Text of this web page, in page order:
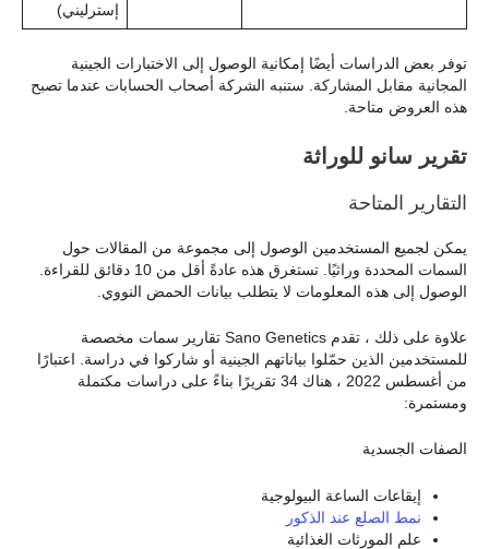
إسترليني)
توفر بعض الدراسات أيضًا إمكانية الوصول إلى الاختبارات الجينية
المجانية مقابل المشاركة. ستنبه الشركة أصحاب الحسابات عندما تصبح
هذه العروض متاحة.
تقرير سانو للوراثة
التقارير المتاحة
يمكن لجميع المستخدمين الوصول إلى مجموعة من المقالات حول
السمات المحددة وراثيًا. تستغرق هذه عادةً أقل من 10 دقائق للقراءة.
الوصول إلى هذه المعلومات لا يتطلب بيانات الحمض النووي.
علاوة على ذلك ، تقدم Sano Genetics تقارير سمات مخصصة
للمستخدمين الذين حمّلوا بياناتهم الجينية أو شاركوا في دراسة. اعتبارًا
من أغسطس 2022 ، هناك 34 تقريرًا بناءً على دراسات مكتملة
ومستمرة:
الصفات الجسدية
إيقاعات الساعة البيولوجية
نمط الصلع عند الذكور
علم المورثات الغذائية